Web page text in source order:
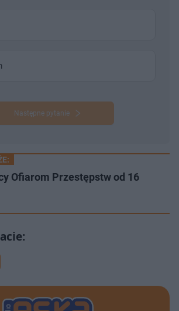
Następne pytanie
Ofiarom Przestępstw od 16